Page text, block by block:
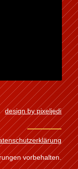
design by pixeljedi
vorbehalten.